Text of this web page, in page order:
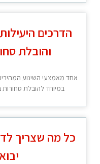
הדרכים
והובלת
אחד מאמצעי השינוע
במיוחד להובלת
כל מה שצריך